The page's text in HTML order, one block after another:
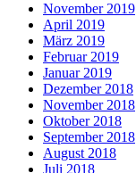
November 2019
April 2019
März 2019
Februar 2019
Januar 2019
Dezember 2018
November 2018
Oktober 2018
September 2018
August 2018
Juli 2018